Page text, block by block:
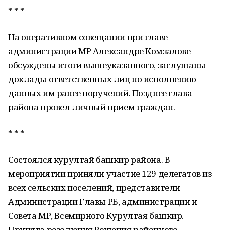
* * *
На оперативном совещании при главе
администрации МР Александре Комзалове
обсуждены итоги вышеуказанного, заслушаны
доклады ответственных лиц по исполнению
данных им ранее поручений. Позднее глава
района провел личный прием граждан.
* * *
Состоялся курултай башкир района. В
мероприятии приняли участие 129 делегатов из
всех сельских поселений, представители
Администрации Главы РБ, администрации и
Совета МР, Всемирного Курултая башкир.